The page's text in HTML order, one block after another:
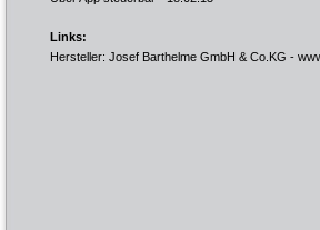
Links:
Hersteller: Josef Barthelme GmbH & Co.KG -